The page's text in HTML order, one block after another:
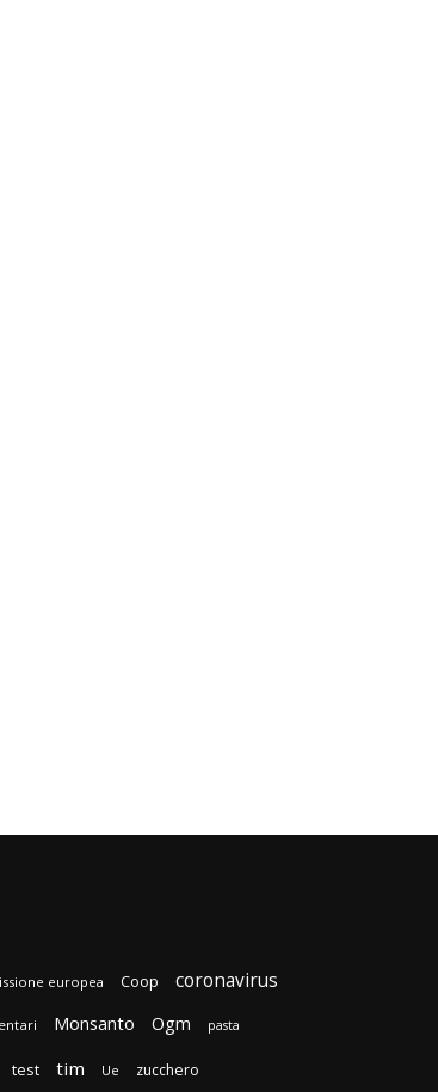
europea Coop coronavirus
Monsanto Ogm pasta
test tim Ue zucchero